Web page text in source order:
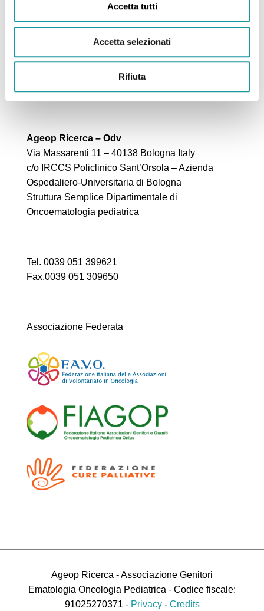
Accetta tutti
Accetta selezionati
Rifiuta
Ageop Ricerca – Odv
Via Massarenti 11 – 40138 Bologna Italy
c/o IRCCS Policlinico Sant’Orsola – Azienda
Ospedaliero-Universitaria di Bologna
Struttura Semplice Dipartimentale di
Oncoematologia pediatrica
Tel. 0039 051 399621
Fax.0039 051 309650
Associazione Federata
Ageop Ricerca - Associazione Genitori
Ematologia Oncologia Pediatrica - Codice fiscale:
91025270371 - Privacy- Credits